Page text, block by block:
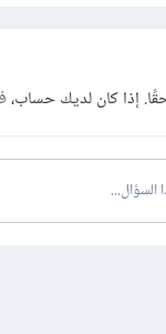
إذا كان لديك حساب،